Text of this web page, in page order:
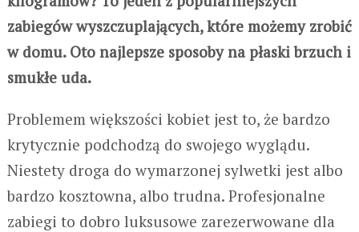
zabiegów wyszczuplających, które możemy zrobić
w domu. Oto najlepsze sposoby na płaski brzuch i
smukłe uda.
Problemem większości kobiet jest to, że bardzo
krytycznie podchodzą do swojego wyglądu.
Niestety droga do wymarzonej sylwetki jest albo
bardzo kosztowna, albo trudna. Profesjonalne
zabiegi to dobro luksusowe zarezerwowane dla